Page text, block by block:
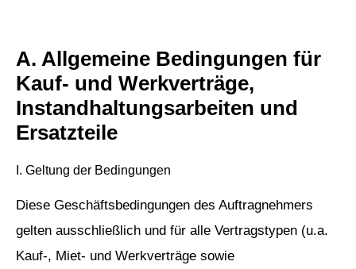
A. Allgemeine Bedingungen für
Kauf- und Werkverträge,
Instandhaltungsarbeiten und
Ersatzteile
I. Geltung der Bedingungen
Diese Geschäftsbedingungen des Auftragnehmers
gelten ausschließlich und für alle Vertragstypen (u.a.
Kauf-, Miet- und Werkverträge sowie